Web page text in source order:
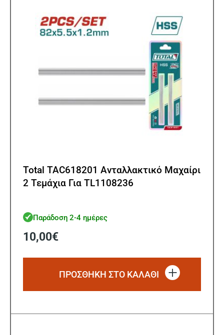
Total TAC618201 Ανταλλακτικό Μαχαίρι
2 Τεμάχια Για TL1108236
Παράδοση 2-4 ημέρες
10,00€
ΠΡΟΣΘΗΚΗ ΣΤΟ ΚΑΛΑΘΙ